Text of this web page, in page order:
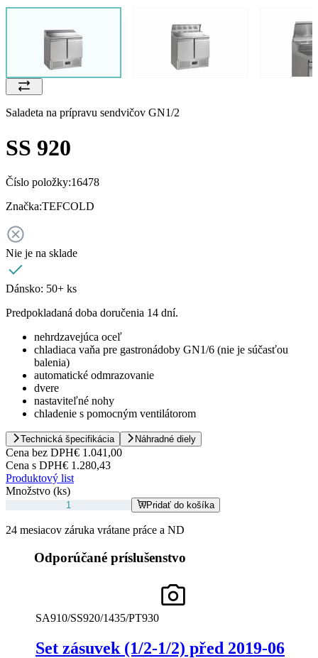
Saladeta na prípravu sendvičov GN1/2
SS 920
Číslo položky:16478
Značka:TEFCOLD
Nie je na sklade
Dánsko: 50+ ks
Predpokladaná doba doručenia 14 dní.
nehrdzavejúca oceľ
chladiaca vaňa pre gastronádoby GN1/6 (nie je súčasťou
balenia)
automatické odmrazovanie
dvere
nastaviteľné nohy
chladenie s pomocným ventilátorom
Technická špecifikácia Náhradné diely
Cena bez DPH€ 1.041,00
Cena s DPH€ 1.280,43
Produktový list
Množstvo (ks)
Pridať do košíka
24 mesiacov záruka vrátane práce a ND
Odporúčané príslušenstvo
SA910/SS920/1435/PT930
Set zásuvek (1/2-1/2) před 2019-06